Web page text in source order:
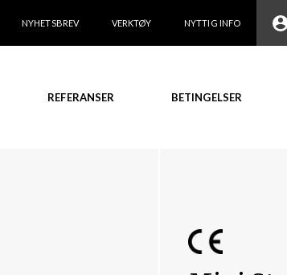
NYHETSBREV VERKTØY NYTTIG INFO
REFERANSER BETINGELSER